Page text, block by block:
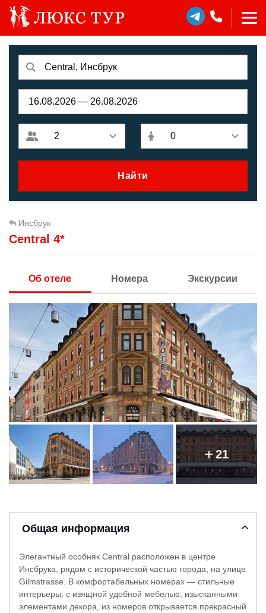
Найти
Инсбрук
Central 4*
Об отеле Номера Экскурсии
21
Общая информация
Элегантный особняк Central расположен в центре
Инсбрука, рядом с исторической частью города, на улице
Gilmstrasse. В комфортабельных номерах — стильные
интерьеры, с изящной удобной мебелью, изысканными
элементами декора, из номеров открывается прекрасный